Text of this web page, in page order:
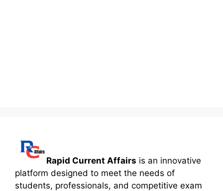
Rapid Current Affairs is an innovative
platform designed to meet the needs of
students, professionals, and competitive exam